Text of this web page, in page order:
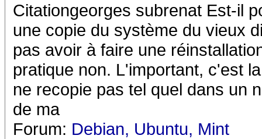
Citationgeorges subrenat Est-il
une copie du système du vieux
pas avoir à faire une
pratique non. L'important, c'est
ne recopie pas tel quel dans un
de ma
Forum: Debian, Ubuntu, Mint